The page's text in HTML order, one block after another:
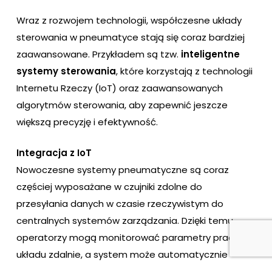
Wraz z rozwojem technologii, współczesne układy
sterowania w pneumatyce stają się coraz bardziej
zaawansowane. Przykładem są tzw. inteligentne
systemy sterowania, które korzystają z technologii
Internetu Rzeczy (IoT) oraz zaawansowanych
algorytmów sterowania, aby zapewnić jeszcze
większą precyzję i efektywność.
Integracja z IoT
Nowoczesne systemy pneumatyczne są coraz
częściej wyposażane w czujniki zdolne do
przesyłania danych w czasie rzeczywistym do
centralnych systemów zarządzania. Dzięki temu
operatorzy mogą monitorować parametry pracy
układu zdalnie, a system może automatycznie